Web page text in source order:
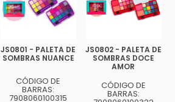
JS0801 - PALETA DE
SOMBRAS NUANCE
CÓDIGO DE
BARRAS:
7908060100315
JS0802 - PALETA DE
SOMBRAS DOCE
AMOR
CÓDIGO DE
BARRAS: